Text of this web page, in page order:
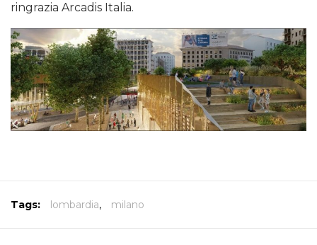
ringrazia Arcadis Italia.
Tags: lombardia, milano